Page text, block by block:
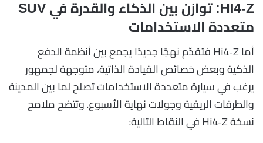
HI4-Z: توازن بين الذكاء والقدرة في SUV
متعددة الاستخدامات
أما Hi4-Z فتقدّم نهجًا جديدًا يجمع بين أنظمة الدفع
الذكية وبعض خصائص القيادة الذاتية، متوجهة لجمهور
يرغب في سيارة متعددة الاستخدامات تصلح لما بين المدينة
والطرقات الريفية وجولات نهاية الأسبوع. وتتضح ملامح
نسخة Hi4-Z في النقاط التالية: